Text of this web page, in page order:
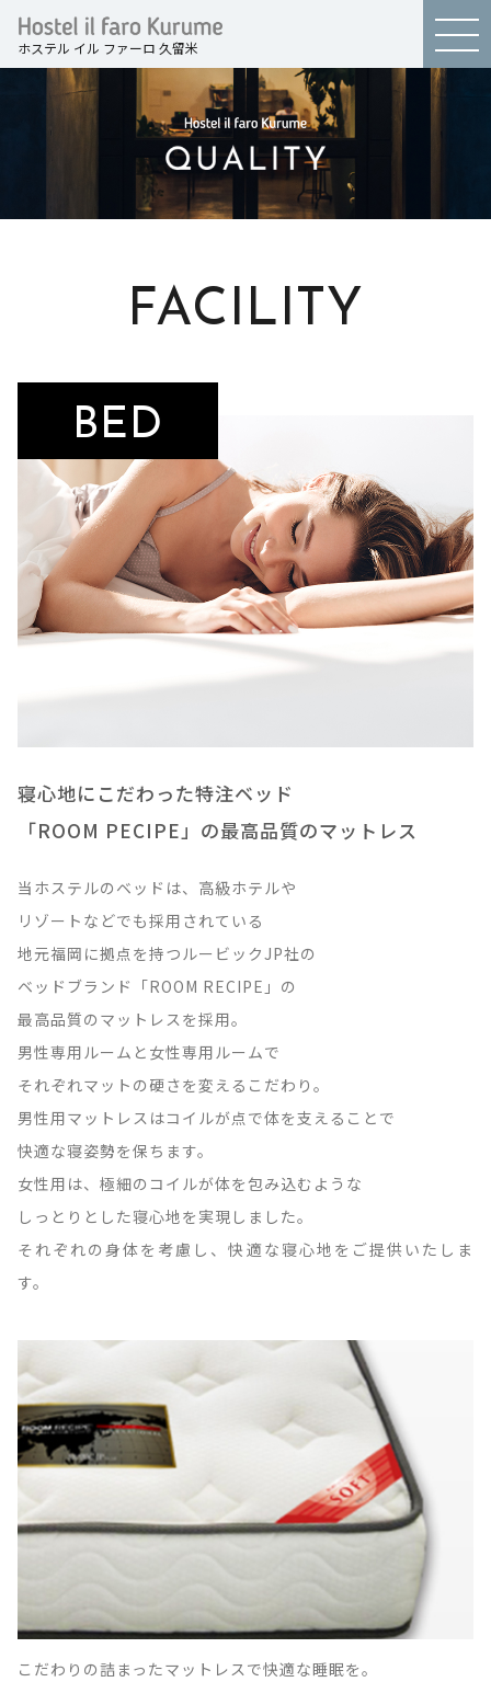
ホステル イル ファーロ 久留米
FACILITY
BED
寝心地にこだわった特注ベッド
「ROOM PECIPE」の最高品質のマットレス
当ホステルのベッドは、高級ホテルや
リゾートなどでも採用されている
地元福岡に拠点を持つルービックJP社の
ベッドブランド「ROOM RECIPE」の
最高品質のマットレスを採用。
男性専用ルームと女性専用ルームで
それぞれマットの硬さを変えるこだわり。
男性用マットレスはコイルが点で体を支えることで
快適な寝姿勢を保ちます。
女性用は、極細のコイルが体を包み込むような
しっとりとした寝心地を実現しました。
それぞれの身体を考慮し、快適な寝心地をご提供いたしま
す。
こだわりの詰まったマットレスで快適な睡眠を。